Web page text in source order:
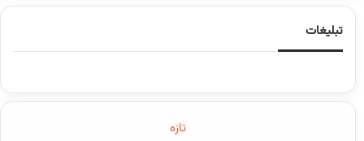
تبلیغات
تازه